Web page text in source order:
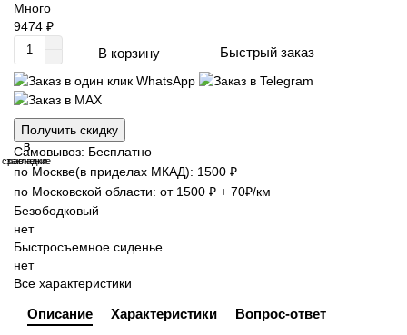
Много
9474 ₽
В корзину Быстрый заказ
Получить скидку
В
закладки
В
сравнение
Самовывоз: Бесплатно
по Москве(в приделах МКАД): 1500 ₽
по Московской области: от 1500 ₽ + 70₽/км
Безободковый
нет
Быстросъемное cиденье
нет
Все характеристики
Описание Характеристики Вопрос-ответ